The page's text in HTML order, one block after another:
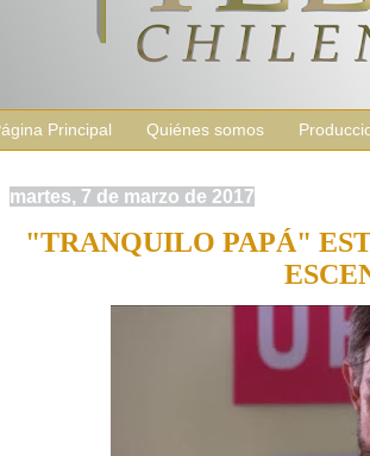
Principal Quiénes somos
martes, 7 de marzo de 2017
"TRANQUILO PAPÁ"